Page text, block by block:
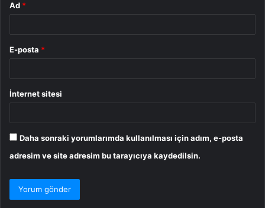
Ad *
E-posta *
İnternet sitesi
Daha sonraki yorumlarımda kullanılması için adım, e-posta
adresim ve site adresim bu tarayıcıya kaydedilsin.